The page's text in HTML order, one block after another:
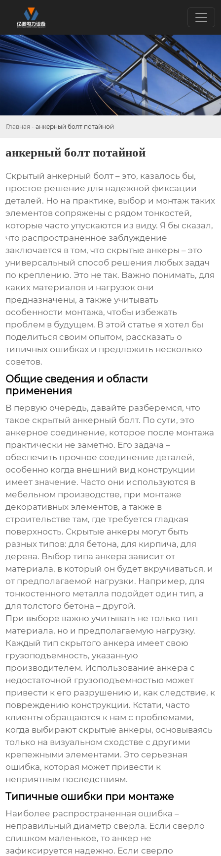
Главная - анкерный болт потайной
анкерный болт потайной
Скрытый анкерный болт – это, казалось бы,
простое решение для надежной фиксации
деталей. Но на практике, выбор и монтаж таких
элементов сопряжены с рядом тонкостей,
которые часто упускаются из виду. Я бы сказал,
что распространенное заблуждение
заключается в том, что скрытые анкеры – это
универсальный способ решения любых задач
по креплению. Это не так. Важно понимать, для
каких материалов и нагрузок они
предназначены, а также учитывать
особенности монтажа, чтобы избежать
проблем в будущем. В этой статье я хотел бы
поделиться своим опытом, рассказать о
типичных ошибках и предложить несколько
советов.
Общие сведения и области
применения
В первую очередь, давайте разберемся, что
такое скрытый анкерный болт. По сути, это
анкерное соединение, которое после монтажа
практически не заметно. Его задача –
обеспечить прочное соединение деталей,
особенно когда внешний вид конструкции
имеет значение. Часто они используются в
мебельном производстве, при монтаже
декоративных элементов, а также в
строительстве там, где требуется гладкая
поверхность. Скрытые анкеры могут быть
разных типов: для бетона, для кирпича, для
дерева. Выбор типа анкера зависит от
материала, в который он будет вкручиваться, и
от предполагаемой нагрузки. Например, для
тонкостенного металла подойдет один тип, а
для толстого бетона – другой.
При выборе важно учитывать не только тип
материала, но и предполагаемую нагрузку.
Каждый тип скрытого анкера имеет свою
грузоподъемность, указанную
производителем. Использование анкера с
недостаточной грузоподъемностью может
привести к его разрушению и, как следствие, к
повреждению конструкции. Кстати, часто
клиенты обращаются к нам с проблемами,
когда выбирают скрытые анкеры, основываясь
только на визуальном сходстве с другими
крепежными элементами. Это серьезная
ошибка, которая может привести к
неприятным последствиям.
Типичные ошибки при монтаже
Наиболее распространенная ошибка –
неправильный диаметр сверла. Если сверло
слишком маленькое, то анкер не
зафиксируется надежно. Если сверло